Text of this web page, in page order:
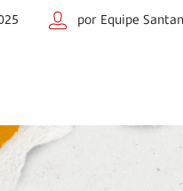
por Equipe